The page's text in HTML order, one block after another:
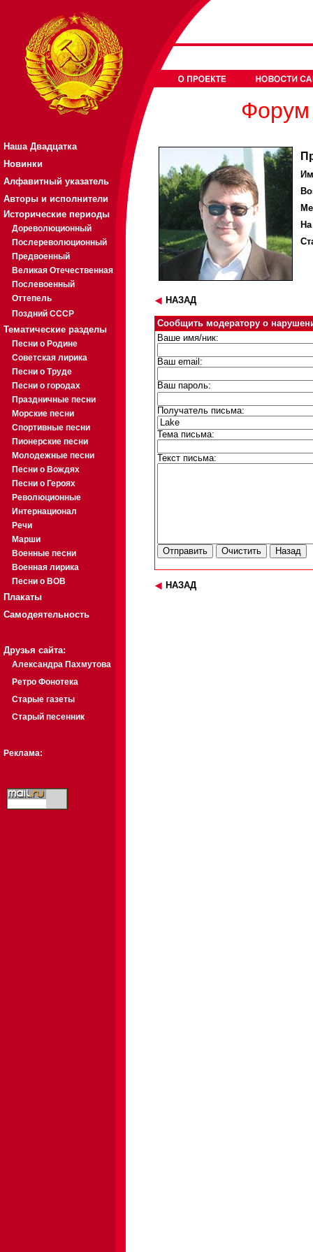
Наша Двадцатка
Новинки
Алфавитный указатель
Авторы и исполнители
Исторические периоды
Дореволюционный
Послереволюционный
Предвоенный
Великая Отечественная
Послевоенный
Оттепель
Поздний СССР
Тематические разделы
Песни о Родине
Советская лирика
Песни о Труде
Песни о городах
Праздничные песни
Морские песни
Спортивные песни
Пионерские песни
Молодежные песни
Песни о Вождях
Песни о Героях
Революционные
Интернационал
Речи
Марши
Военные песни
Военная лирика
Песни о ВОВ
Плакаты
Самодеятельность
Друзья сайта:
Александра Пахмутова
Ретро Фонотека
Старые газеты
Старый песенник
Реклама:
Форум
НАЗАД
Сообщить модератору о
Ваше имя/ник:
Ваш email:
Ваш пароль:
Получатель письма:
Тема письма:
Текст письма:
НАЗАД